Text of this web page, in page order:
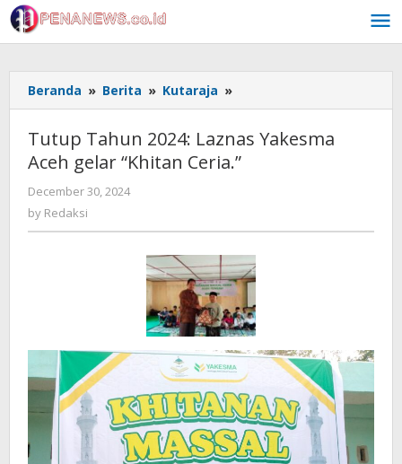
Skip
to
content
Beranda » Berita » Kutaraja »
Tahun
Laznas
Yakesma
Tutup Tahun 2024: Laznas Yakesma
Aceh gelar “Khitan Ceria.”
December 30, 2024
by Redaksi